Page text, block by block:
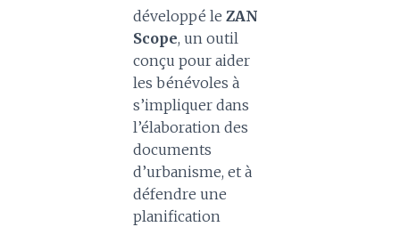
développé le ZAN
Scope, un outil
conçu pour aider
les bénévoles à
s’impliquer dans
l’élaboration des
documents
d’urbanisme, et à
défendre une
planification